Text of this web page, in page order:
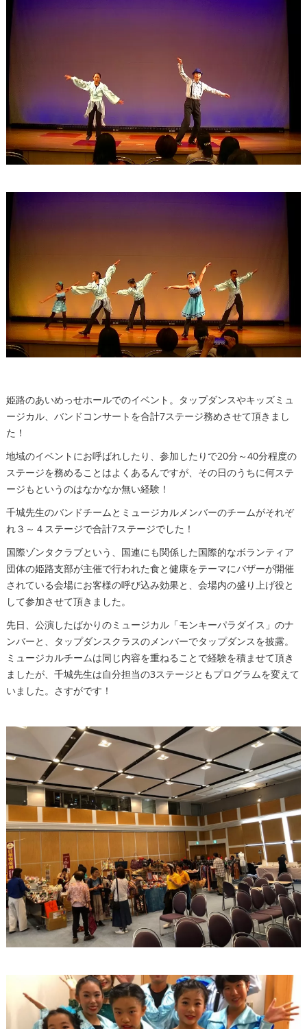
姫路のあいめっせホールでのイベント。タップダンスやキッズミュ
ージカル、バンドコンサートを合計7ステージ務めさせて頂きまし
た！
地域のイベントにお呼ばれしたり、参加したりで20分～40分程度の
ステージを務めることはよくあるんですが、その日のうちに何ステ
ージもというのはなかなか無い経験！
千城先生のバンドチームとミュージカルメンバーのチームがそれぞ
れ３～４ステージで合計7ステージでした！
国際ゾンタクラブという、国連にも関係した国際的なボランティア
団体の姫路支部が主催で行われた食と健康をテーマにバザーが開催
されている会場にお客様の呼び込み効果と、会場内の盛り上げ役と
して参加させて頂きました。
先日、公演したばかりのミュージカル「モンキーパラダイス」のナ
ンバーと、タップダンスクラスのメンバーでタップダンスを披露。
ミュージカルチームは同じ内容を重ねることで経験を積ませて頂き
ましたが、千城先生は自分担当の3ステージともプログラムを変えて
いました。さすがです！